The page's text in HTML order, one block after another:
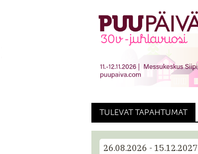
TULEVAT TAPAHTUMAT
26.08.2026 - 15.12.2027